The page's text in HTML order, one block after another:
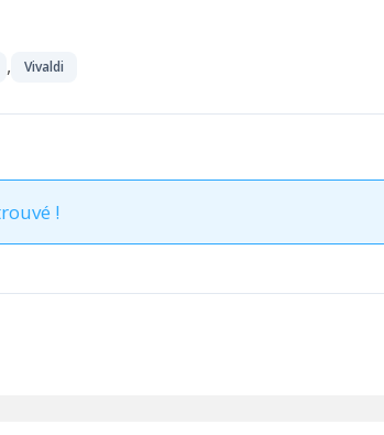
, Vivaldi
!